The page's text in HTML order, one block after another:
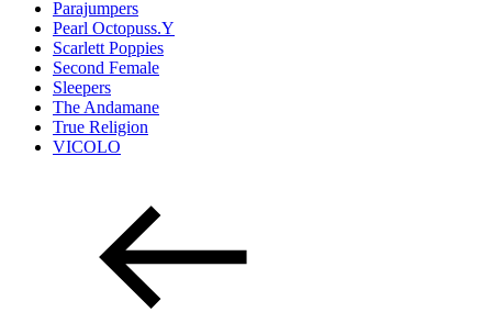
Parajumpers
Pearl Octopuss.Y
Scarlett Poppies
Second Female
Sleepers
The Andamane
True Religion
VICOLO